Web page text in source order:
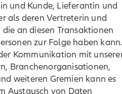
und Kunde, Lieferantin und
als deren Vertreterin und
an diesen Transaktionen
zur Folge haben
Kommunikation mit
Branchenorganisationen,
weiteren Gremien kann es
Austausch von Daten